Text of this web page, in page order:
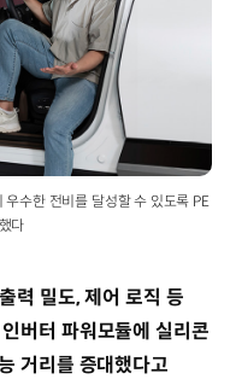
수한 전비를 달성할 수 있도록 PE
다
력 밀도, 제어 로직 등
버터 파워모듈에 실리콘
거리를 증대했다고